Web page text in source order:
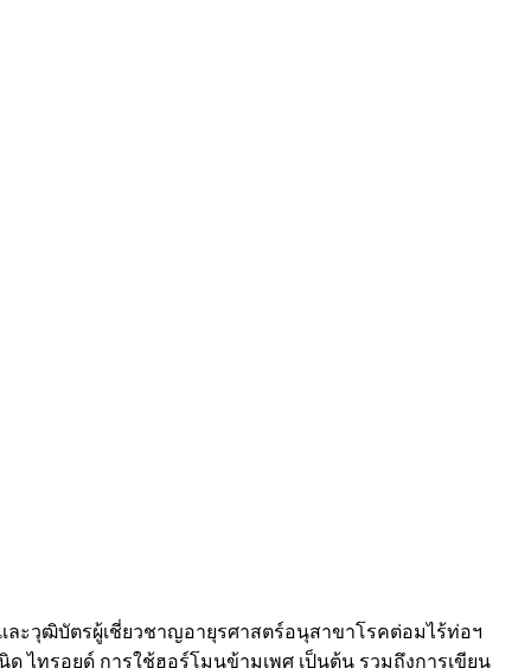
ะวุฒิบัตรผู้เชี่ยวชาญอายุรศาสตร์อนุสาขาโรคต่อมไร้ท่อฯ
ไทรอยด์ การใช้ฮอร์โมนข้ามเพศ เป็นต้น รวมถึงการเขียน